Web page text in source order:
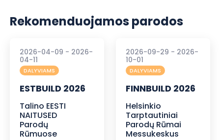
Rekomenduojamos parodos
2026-04-09 - 2026-
04-11
DALYVIAMS
ESTBUILD 2026
Talino EESTI
NAITUSED
Parodų
Rūmuose
2026-09-29 - 2026-
10-01
DALYVIAMS
FINNBUILD 2026
Helsinkio
Tarptautiniai
Parodų Rūmai
Messukeskus